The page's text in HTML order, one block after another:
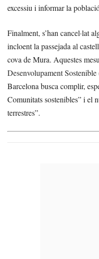
excessiu i informar la
Finalment, s’han cancel·lat
incloent la passejada al
cova de Mura. Aquestes
Desenvolupament
Barcelona busca complir,
Comunitats sostenibles” i el
terrestres”.